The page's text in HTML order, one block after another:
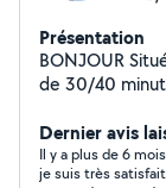
Présentation
BONJOUR Situé a Saint Nazaire, j'interviens sur un rayon
de 30/40 minutes
PLOMBERIE ET
création et
évacuation) _ dépose et pose chauffe eau électrique a
Dernier avis
Il y a plus de 6 mois
je suis très satisfait très sympathique il est très réactif il est